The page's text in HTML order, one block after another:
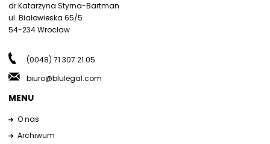
dr Katarzyna Styrna-Bartman
ul. Białowieska 65/5
54-234 Wrocław
(0048) 71 307 21 05
biuro@blulegal.com
MENU
O nas
Archiwum